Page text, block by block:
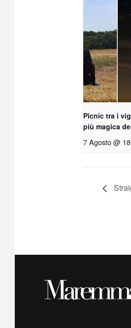
Picnic tra i
più magica
7 Agosto @